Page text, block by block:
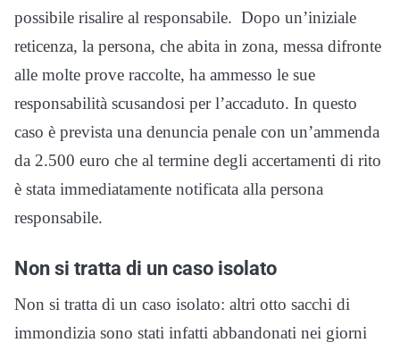
possibile risalire al responsabile. Dopo un’iniziale
reticenza, la persona, che abita in zona, messa difronte
alle molte prove raccolte, ha ammesso le sue
responsabilità scusandosi per l’accaduto. In questo
caso è prevista una denuncia penale con un’ammenda
da 2.500 euro che al termine degli accertamenti di rito
è stata immediatamente notificata alla persona
responsabile.
Non si tratta di un caso isolato
Non si tratta di un caso isolato: altri otto sacchi di
immondizia sono stati infatti abbandonati nei giorni